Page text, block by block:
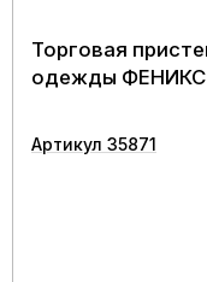
Торговая
одежды ФЕНИКС
Артикул 35871